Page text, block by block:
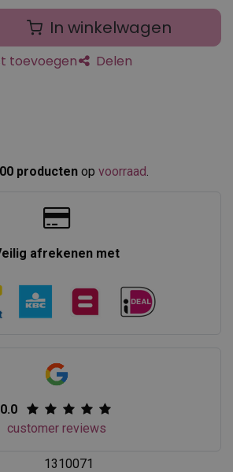
In winkelwagen
toevoegen Delen
producten op voorraad
afrekenen met
0.0
customer reviews
1310071